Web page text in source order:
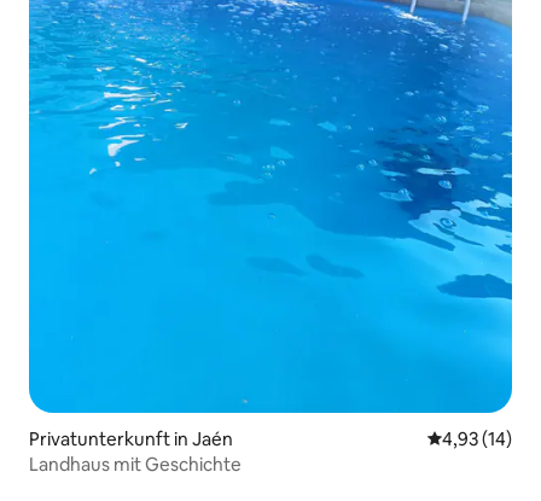
Privatunterkunft in Jaén
4,93 (14)
Landhaus mit Geschichte